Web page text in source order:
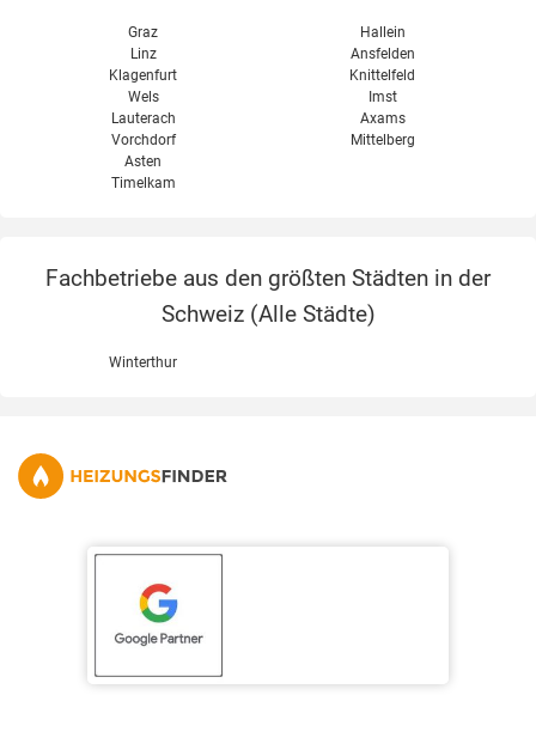
Graz
Linz
Klagenfurt
Wels
Hallein
Ansfelden
Knittelfeld
Imst
Lauterach
Vorchdorf
Asten
Timelkam
Axams
Mittelberg
Fachbetriebe aus den größten Städten in der
Schweiz (Alle Städte)
Winterthur